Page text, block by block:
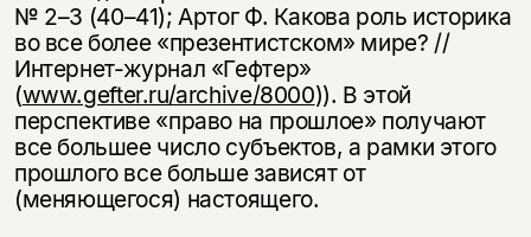
№ 2–3 (40–41); Артог Ф. Какова роль историка
во все более «презентистском» мире? //
Интернет-журнал «Гефтер»
(www.gefter.ru/archive/8000)). В этой
перспективе «право на прошлое» получают
все большее число субъектов, а рамки этого
прошлого все больше зависят от
(меняющегося) настоящего.